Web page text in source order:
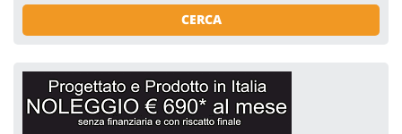
CERCA